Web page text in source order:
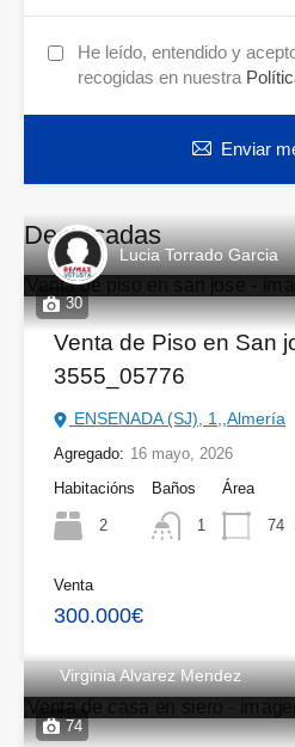
He leído, entendido y
recogidas en nuestra
Enviar
Destacadas
30
Lucia Torrado Garcia
Venta de Piso en San
3555_05776
ENSENADA (SJ), 1,,Almería
Agregado: 16 mayo, 2026
Habitacións
2
Baños
1
Área
74
Venta
300.000€
74
Virginia Alvarez Mendez